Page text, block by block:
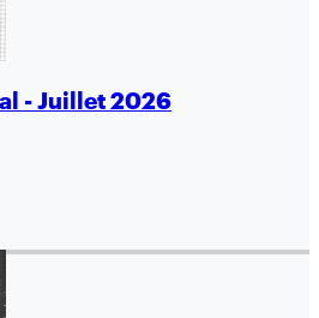
- Juillet 2026